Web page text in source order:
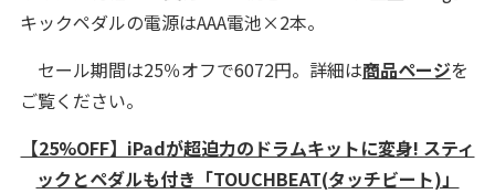
キックペダルの電源はAAA電池×2本。
セール期間は25％オフで6072円。詳細は商品ページを
ご覧ください。
【25%OFF】iPadが超迫力のドラムキットに変身! スティ
ックとペダルも付き「TOUCHBEAT(タッチビート)」